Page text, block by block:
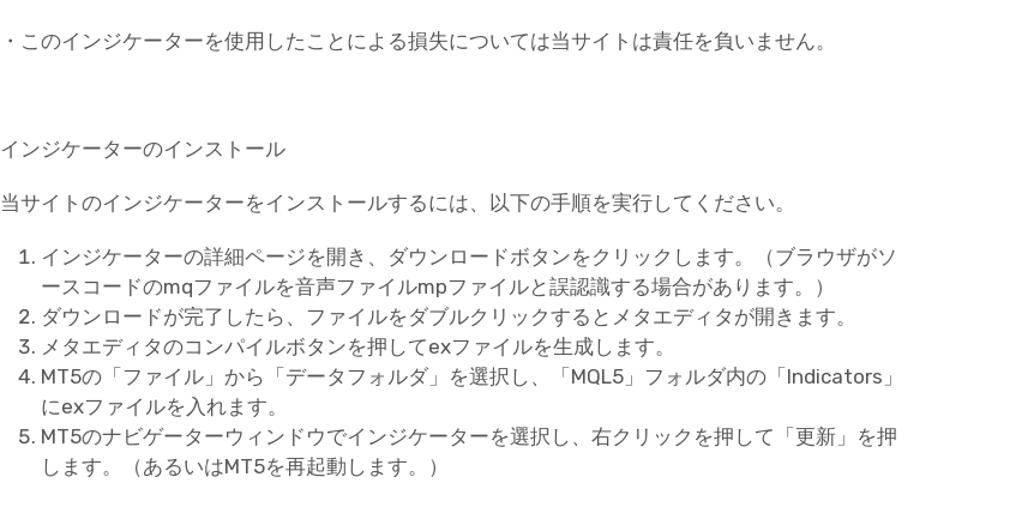
・このインジケーターを使用したことによる損失については当サイトは責任を負いません。
インジケーターのインストール
当サイトのインジケーターをインストールするには、以下の手順を実行してください。
インジケーターの詳細ページを開き、ダウンロードボタンをクリックします。（ブラウザがソ
ースコードのmqファイルを音声ファイルmpファイルと誤認識する場合があります。）
ダウンロードが完了したら、ファイルをダブルクリックするとメタエディタが開きます。
メタエディタのコンパイルボタンを押してexファイルを生成します。
MT5の「ファイル」から「データフォルダ」を選択し、「MQL5」フォルダ内の「Indicators」
にexファイルを入れます。
MT5のナビゲーターウィンドウでインジケーターを選択し、右クリックを押して「更新」を押
します。（あるいはMT5を再起動します。）